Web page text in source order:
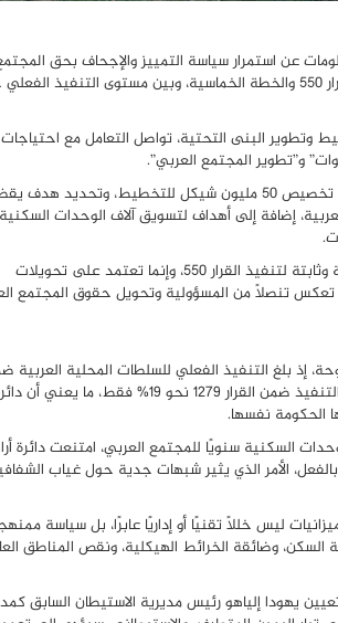
عن استمرار سياسة التمييز والإجحاف بحق
العربي، من خلال الفجوات الكبيرة بين الالتزامات الحكومية المعلنة ضمن القرار 550 والخطة الخماسية، وبين مستوى
وتطوير البنى التحتية، تواصل التعامل مع احتياجات
و”تطوير المجتمع العربي”.
ففي الوقت الذي أقرت فيه الحكومة ميزانيات بمئات ملايين الشواقل، شملت تخصيص 50 مليون شيكل للتخطيط، وتحديد
إضافة إلى أهداف لتسويق آلاف الوحدات السكنية
ويكشف الرد الرسمي كذلك أن دائرة أراضي إسرائيل لا تخصص ميزانية مستقلة وثابتة لتنفيذ القرار 550، وإنما تعتمد على تحويلات
تعكس تنصلًا من المسؤولية وتحويل حقوق المجتمع
إذ بلغ التنفيذ الفعلي للسلطات المحلية العربية
القرار 550 نحو 16% فقط، رغم أن الهدف الحكومي المعلن كان 30%. كما بلغ التنفيذ ضمن القرار 1279 نحو 19% فقط، ما يعني
الحكومة نفسها.
السكنية سنويًا للمجتمع العربي، امتنعت دائرة
الأمر الذي يثير شبهات جدية حول غياب
ليس خللًا تقنيًا أو إداريًا عابرًا، بل سياسة
وضائقة الخرائط الهيكلية، ونقص المناطق
يهودا إلياهو رئيس مديرية الاستيطان السابق